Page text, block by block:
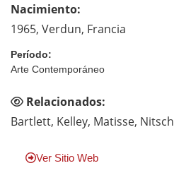
Nacimiento:
1965, Verdun, Francia
Período:
Arte Contemporáneo
Relacionados:
Bartlett, Kelley, Matisse, Nitsch
Ver Sitio Web